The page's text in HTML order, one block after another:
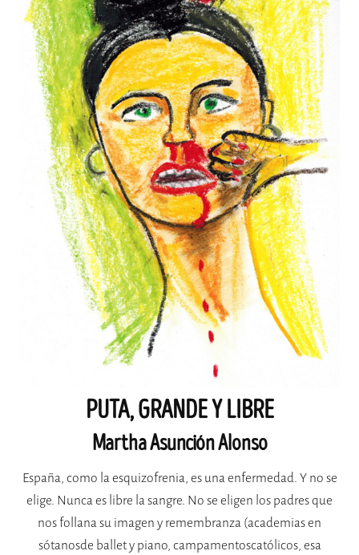
PUTA, GRANDE Y LIBRE
Martha Asunción Alonso
España, como la esquizofrenia, es una enfermedad. Y no se
elige. Nunca es libre la sangre. No se eligen los padres que
nos follana su imagen y remembranza (academias en
sótanosde ballet y piano, campamentoscatólicos, esa